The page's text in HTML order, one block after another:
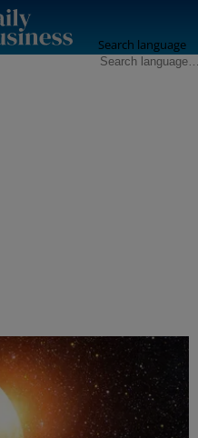
Search language